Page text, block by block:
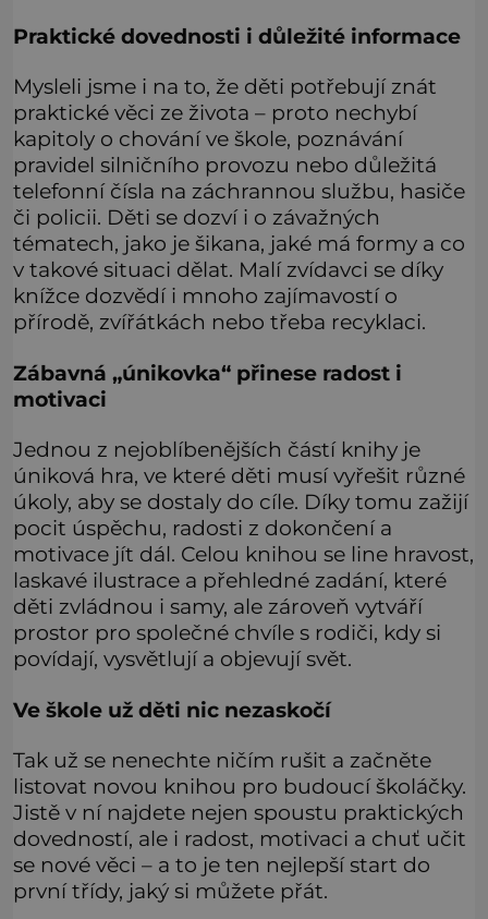
Praktické dovednosti i důležité informace
Mysleli jsme i na to, že děti potřebují znát
praktické věci ze života – proto nechybí
kapitoly o chování ve škole, poznávání
pravidel silničního provozu nebo důležitá
telefonní čísla na záchrannou službu, hasiče
či policii. Děti se dozví i o závažných
tématech, jako je šikana, jaké má formy a co
v takové situaci dělat. Malí zvídavci se díky
knížce dozvědí i mnoho zajímavostí o
přírodě, zvířátkách nebo třeba recyklaci.
Zábavná „únikovka“ přinese radost i
motivaci
Jednou z nejoblíbenějších částí knihy je
úniková hra, ve které děti musí vyřešit různé
úkoly, aby se dostaly do cíle. Díky tomu zažijí
pocit úspěchu, radosti z dokončení a
motivace jít dál. Celou knihou se line hravost,
laskavé ilustrace a přehledné zadání, které
děti zvládnou i samy, ale zároveň vytváří
prostor pro společné chvíle s rodiči, kdy si
povídají, vysvětlují a objevují svět.
Ve škole už děti nic nezaskočí
Tak už se nenechte ničím rušit a začněte
listovat novou knihou pro budoucí školáčky.
Jistě v ní najdete nejen spoustu praktických
dovedností, ale i radost, motivaci a chuť učit
se nové věci – a to je ten nejlepší start do
první třídy, jaký si můžete přát.